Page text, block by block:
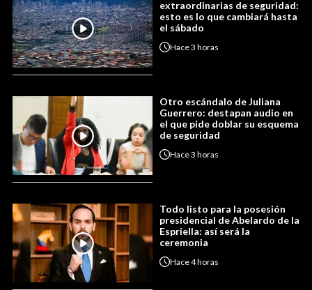
extraordinarias de seguridad:
esto es lo que cambiará hasta
el sábado
Hace3 horas
Otro escándalo de Juliana
Guerrero: destapan audio en
el que pide doblar su esquema
de seguridad
Hace3 horas
Todo listo para la posesión
presidencial de Abelardo de la
Espriella: así será la
ceremonia
Hace4 horas